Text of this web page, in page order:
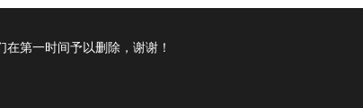
第一时间予以删除，谢谢！